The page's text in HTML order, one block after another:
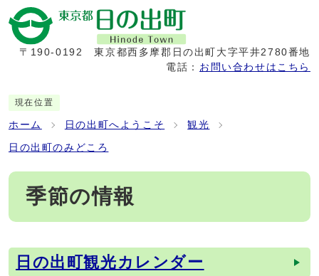
〒190-0192
東京都西多摩郡日の出町大字平井2780番地
電話： お問い合わせはこちら
現在位置
ホーム 日の出町へようこそ 観光
日の出町のみどころ
季節の情報
メインメニュー
日の出町観光カレンダー